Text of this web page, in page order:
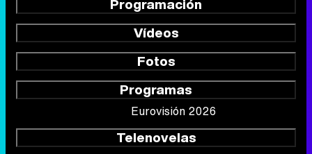
Programación
Vídeos
Fotos
Programas
Eurovisión 2026
Telenovelas